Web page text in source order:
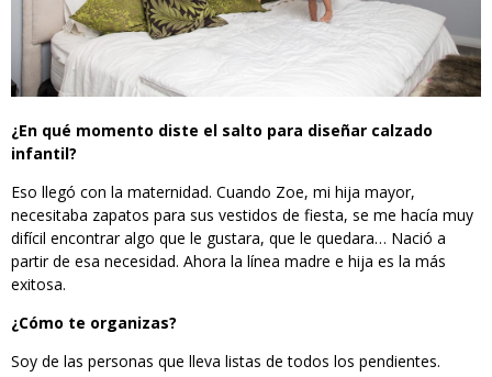
¿En qué momento diste el salto para diseñar calzado
infantil?
Eso llegó con la maternidad. Cuando Zoe, mi hija mayor,
necesitaba zapatos para sus vestidos de fiesta, se me hacía muy
difícil encontrar algo que le gustara, que le quedara… Nació a
partir de esa necesidad. Ahora la línea madre e hija es la más
exitosa.
¿Cómo te organizas?
Soy de las personas que lleva listas de todos los pendientes.